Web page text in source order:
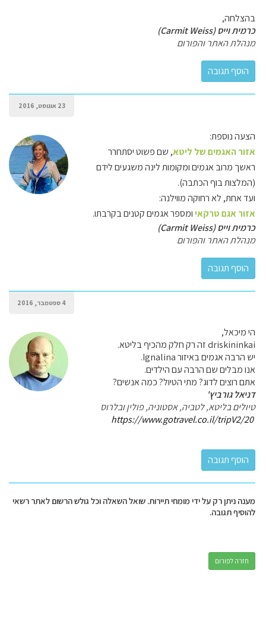
בהצלחה,
כרמית וייס (Carmit Weiss)
מנהלת האתר והפורום
23 אוגוסט, 2016
הצעה נוספת:
אזור האגמים של ליטא, שם פשוט יסתחרר
ראשך מרוב אגמים ומקומות לינה משגעים לידם
(המלצות בוף הכתבה).
ועד אחת, לא רחוקה מווילנה:
אזור אגם טרקאי ומספר אגמים קטנים בקרבתו.
כרמית וייס (Carmit Weiss)
מנהלת האתר והפורום
4 ספטמבר, 2016
הי מיכאל,
driskininkai זה רק חלק מהכיף בליטא.
יש הרבה אגמים באיזור Ignalina.
אנו מבלים שם הרבה עם הילדים.
אתם רוצים לדוג? מתי הטיול? כמה אנשים?
דניאל גורביץ'
טיולים בליטא, לטביה, אסטוניה, פולין ובלרוס
https://www.gotravel.co.il/tripV2/20
מענה ניתן רק על ידי מומחי תיירות. שואל השאלה וכל גולש הרשום לאתר רשאי
להוסיף תגובה.
חזרה לפורום